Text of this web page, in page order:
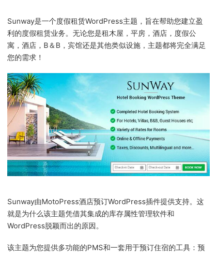
Sunway是一个度假租赁WordPress主题，旨在帮助您建立盈
利的度假租赁业务。无论您是租木屋，平房，酒店，度假公
寓，酒店，B＆B，宾馆还是其他类似设施，主题都将完全满足
您的需求！
Sunway由MotoPress酒店预订WordPress插件提供支持。这
就是为什么该主题凭借其集成的库存属性管理软件和
WordPress脱颖而出的原因。
该主题为您提供多功能的PMS和一套用于预订住宿的工具：预